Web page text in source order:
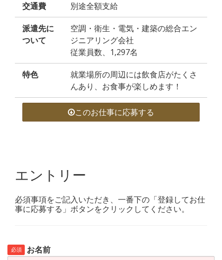
交通費 別途全額支給
派遣先に
ついて
空調・衛生・電気・建築の総合エン
ジニアリング会社
従業員数、1,297名
特色
就業場所の周辺には飲食店がたくさ
んあり、お食事が楽しめます！
このお仕事に応募する
エントリー
必須事項をご記入いただき、一番下の「登録してお仕
事に応募する」ボタンをクリックしてください。
必須 お名前